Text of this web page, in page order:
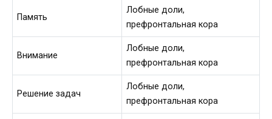
Память
Лобные доли,
префронтальная кора
Внимание
Лобные доли,
префронтальная кора
Решение задач
Лобные доли,
префронтальная кора